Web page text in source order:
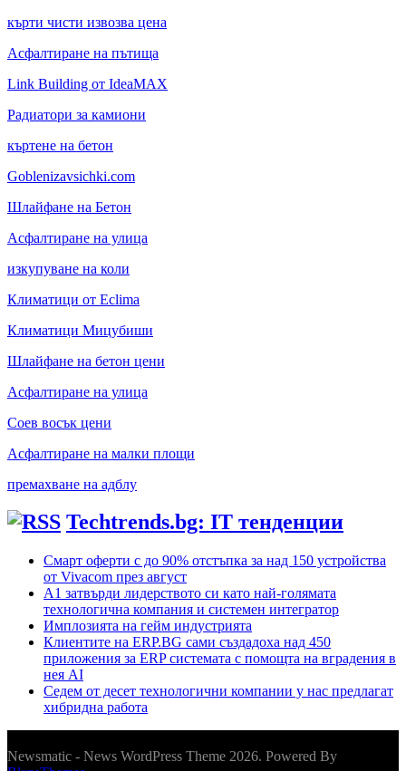
кърти чисти извозва цена
Асфалтиране на пътища
Link Building от IdeaMAX
Радиатори за камиони
къртене на бетон
Goblenizavsichki.com
Шлайфане на Бетон
Асфалтиране на улица
изкупуване на коли
Климатици от Eclima
Климатици Мицубиши
Шлайфане на бетон цени
Асфалтиране на улица
Соев восък цени
Асфалтиране на малки площи
премахване на адблу
Techtrends.bg: IT тенденции
Смарт оферти с до 90% отстъпка за над 150 устройства
от Vivacom през август
А1 затвърди лидерството си като най-голямата
технологична компания и системен интегратор
Имплозията на гейм индустрията
Клиентите на ERP.BG сами създадоха над 450
приложения за ERP системата с помощта на вградения в
нея AI
Седем от десет технологични компании у нас предлагат
хибридна работа
Newsmatic - News WordPress Theme 2026. Powered By